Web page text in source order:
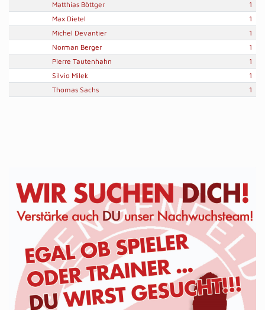
Matthias Böttger
1
Max Dietel
1
Michel Devantier
1
Norman Berger
1
Pierre Tautenhahn
1
Silvio Milek
1
Thomas Sachs
1